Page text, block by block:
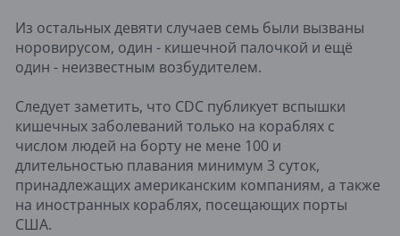
Из остальных девяти случаев семь были вызваны
норовирусом, один - кишечной палочкой и ещё
один - неизвестным возбудителем.
Следует заметить, что CDC публикует вспышки
кишечных заболеваний только на кораблях с
числом людей на борту не мене 100 и
длительностью плавания минимум 3 суток,
принадлежащих американским компаниям, а также
на иностранных кораблях, посещающих порты
США.